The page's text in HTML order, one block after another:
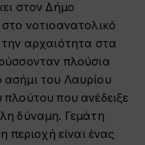
στον Δήμο
νοτιοανατολικό
αρχαιότητα στα
πλούσια
του Λαυρίου
που ανέδειξε
δύναμη. Γεμάτη
περιοχή είναι ένας